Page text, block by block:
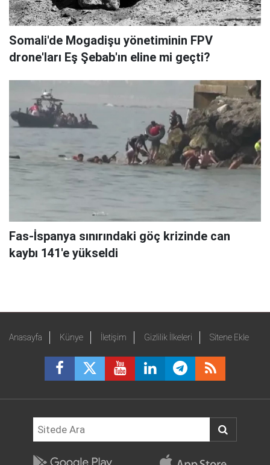
Somali'de Mogadişu yönetiminin FPV
drone'ları Eş Şebab'ın eline mi geçti?
Fas-İspanya sınırındaki göç krizinde can
kaybı 141'e yükseldi
Anasayfa Künye İletişim Gizlilik İlkeleri Sitene Ekle